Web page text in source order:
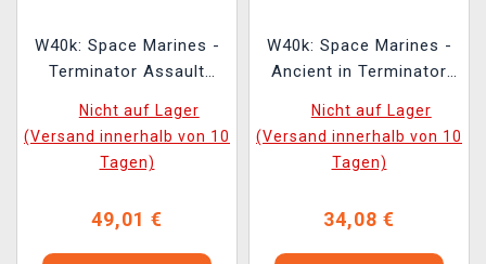
W40k: Space Marines -
Terminator Assault
Nicht auf Lager
(Versand innerhalb von 10
Tagen)
49,01 €
W40k: Space Marines -
Ancient in Terminator
Nicht auf Lager
(Versand innerhalb von 10
Tagen)
34,08 €